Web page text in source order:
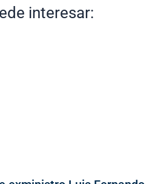
interesar: